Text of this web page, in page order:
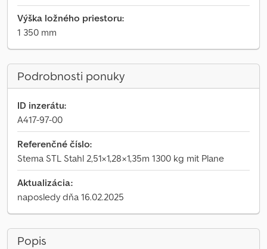
Výška ložného priestoru:
1 350 mm
Podrobnosti ponuky
ID inzerátu:
A417-97-00
Referenčné číslo:
Stema STL Stahl 2,51×1,28×1,35m 1300 kg mit Plane
Aktualizácia:
naposledy dňa 16.02.2025
Popis